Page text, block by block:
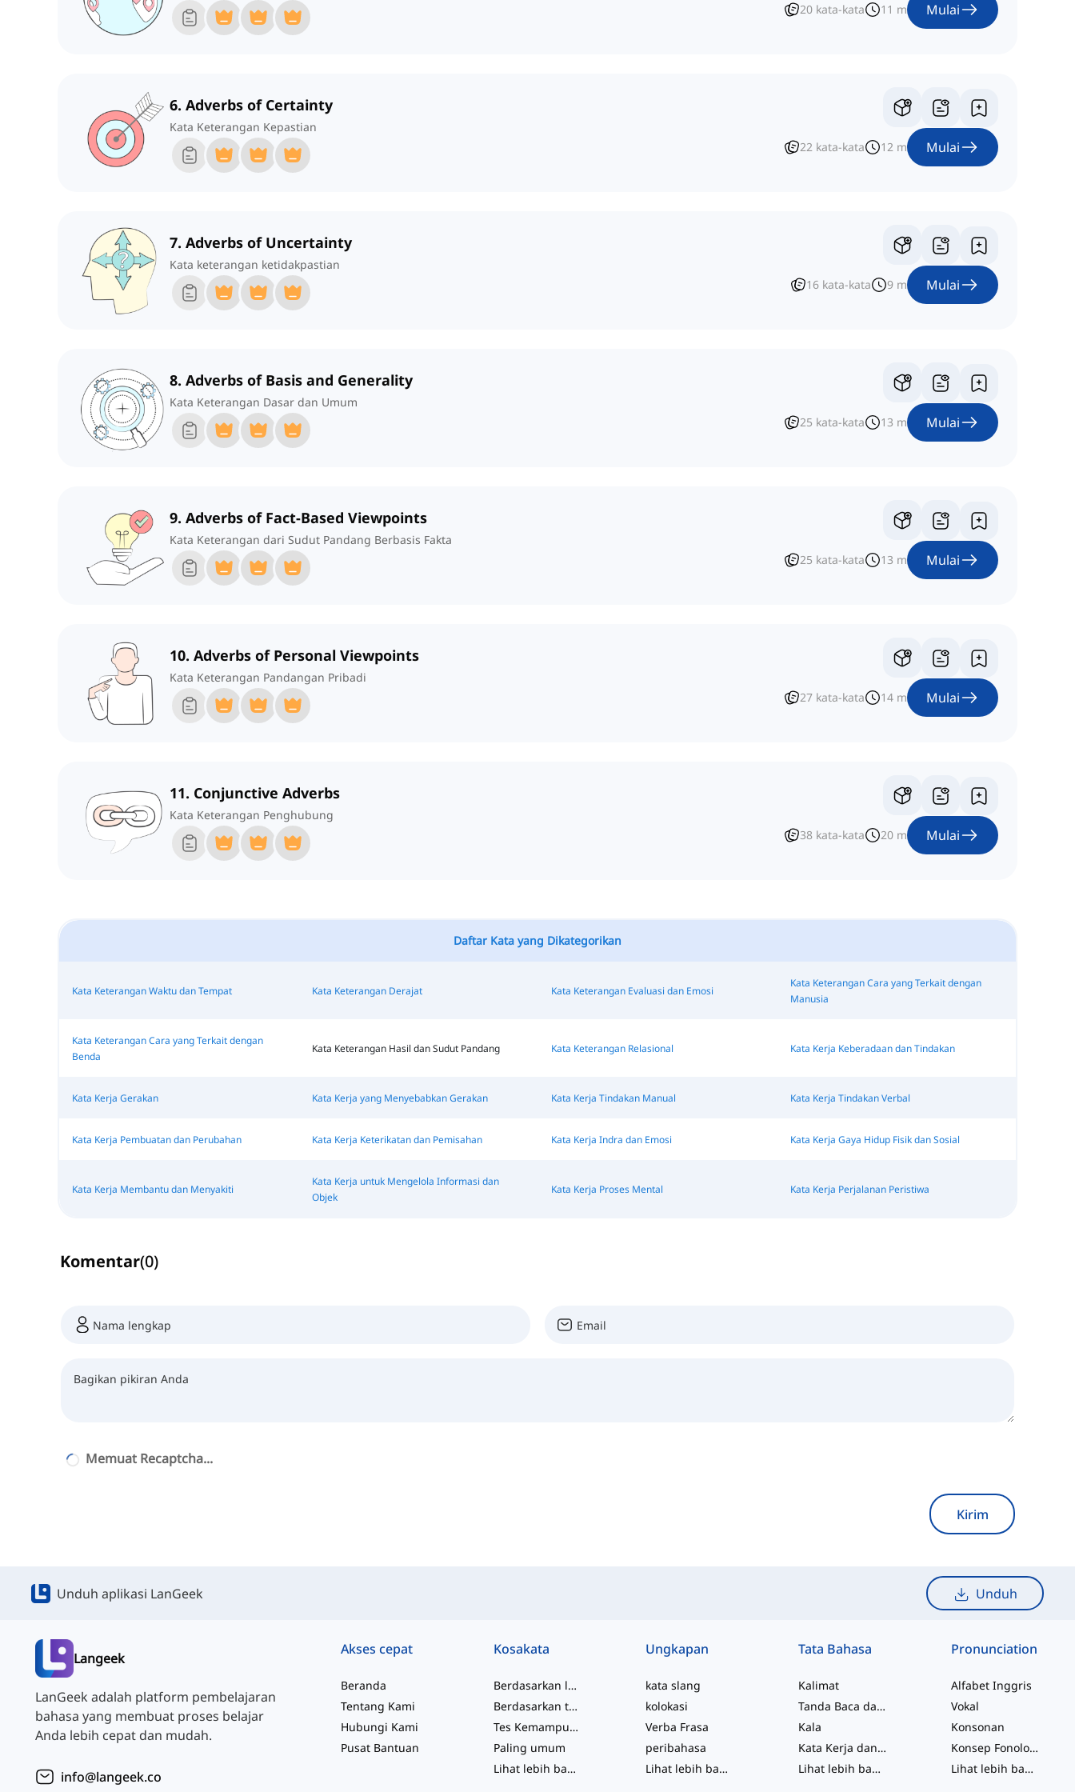
20 kata-kata 11 m Mulai
6. Adverbs of Certainty
Kata Keterangan Kepastian
22 kata-kata 12 m Mulai
7. Adverbs of Uncertainty
Kata keterangan ketidakpastian
16 kata-kata 9 m Mulai
8. Adverbs of Basis and Generality
Kata Keterangan Dasar dan Umum
25 kata-kata 13 m Mulai
9. Adverbs of Fact-Based Viewpoints
Kata Keterangan dari Sudut Pandang Berbasis Fakta
25 kata-kata 13 m Mulai
10. Adverbs of Personal Viewpoints
Kata Keterangan Pandangan Pribadi
27 kata-kata 14 m Mulai
11. Conjunctive Adverbs
Kata Keterangan Penghubung
38 kata-kata 20 m Mulai
Daftar Kata yang Dikategorikan
Kata Keterangan Waktu dan Tempat Kata Keterangan Derajat Kata Keterangan Evaluasi dan Emosi
Kata Keterangan Cara yang Terkait dengan
Manusia
Kata Keterangan Cara yang Terkait dengan
Benda
Kata Keterangan Hasil dan Sudut Pandang Kata Keterangan Relasional Kata Kerja Keberadaan dan Tindakan
Kata Kerja Gerakan Kata Kerja yang Menyebabkan Gerakan Kata Kerja Tindakan Manual Kata Kerja Tindakan Verbal
Kata Kerja Pembuatan dan Perubahan Kata Kerja Keterikatan dan Pemisahan Kata Kerja Indra dan Emosi Kata Kerja Gaya Hidup Fisik dan Sosial
Kata Kerja Membantu dan Menyakiti
Kata Kerja untuk Mengelola Informasi dan
Objek
Kata Kerja Proses Mental Kata Kerja Perjalanan Peristiwa
Komentar(0)
Memuat Recaptcha...
Kirim
Unduh aplikasi LanGeek Unduh
Langeek
LanGeek adalah platform pembelajaran
bahasa yang membuat proses belajar
Anda lebih cepat dan mudah.
info@langeek.co
Akses cepat
Beranda
Tentang Kami
Hubungi Kami
Pusat Bantuan
Kosakata
Berdasarkan level
Berdasarkan topik
Tes Kemampuan
Paling umum
Lihat lebih banyak
Ungkapan
kata slang
kolokasi
Verba Frasa
peribahasa
Lihat lebih banyak
Tata Bahasa
Kalimat
Tanda Baca dan Ejaan
Kala
Kata Kerja dan Suara
Lihat lebih banyak
Pronunciation
Alfabet Inggris
Vokal
Konsonan
Konsep Fonologis
Lihat lebih banyak